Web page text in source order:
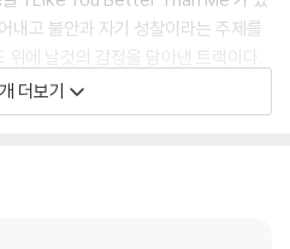
내고 불안과 자기 성찰이라는 주제를
위에 날것의 감정을 담아낸 트랙이다.
지 클럽 리듬과 컨트리 감성이 결합
적으로 [Dirty Blonde]는 자신의 방식
단단해진 창작자로서 진짜 자신이
더보기